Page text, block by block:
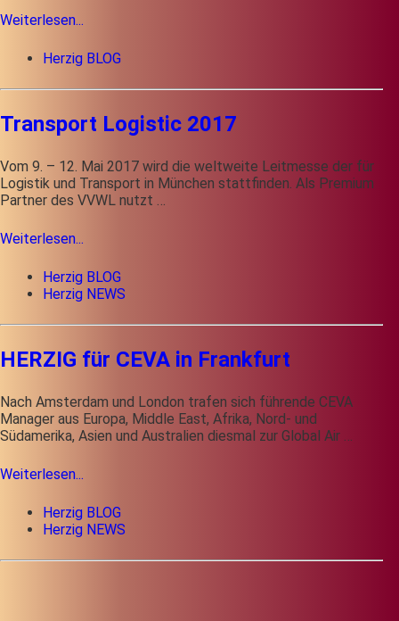
Weiterlesen...
Herzig BLOG
Transport Logistic 2017
Vom 9. – 12. Mai 2017 wird die weltweite Leitmesse der für
Logistik und Transport in München stattfinden. Als Premium
Partner des VVWL nutzt …
Weiterlesen...
Herzig BLOG
Herzig NEWS
HERZIG für CEVA in Frankfurt
Nach Amsterdam und London trafen sich führende CEVA
Manager aus Europa, Middle East, Afrika, Nord- und
Südamerika, Asien und Australien diesmal zur Global Air …
Weiterlesen...
Herzig BLOG
Herzig NEWS